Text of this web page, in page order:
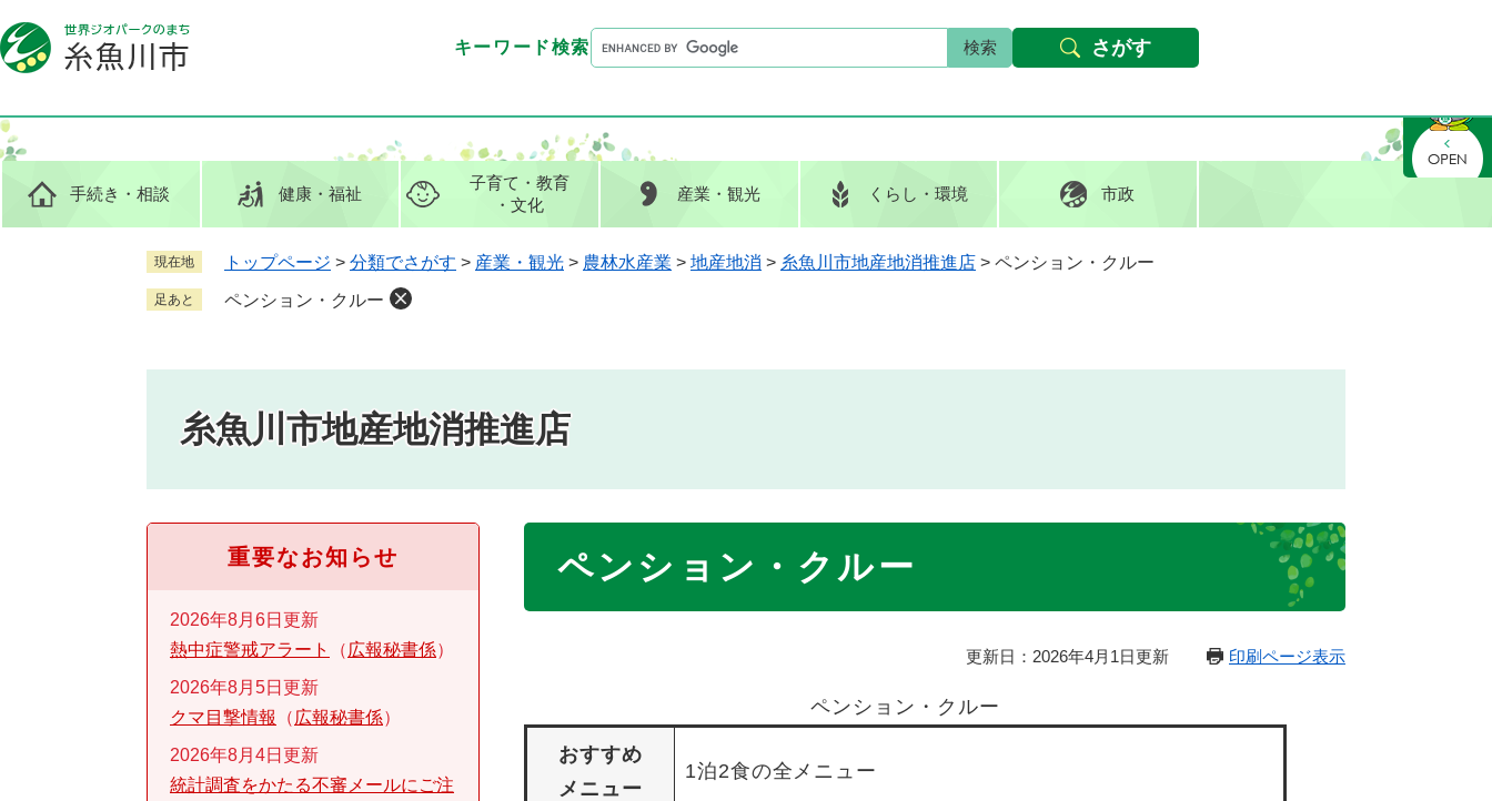
ー
ジ
先
頭
。
ニ
ュ
を
飛
て
本文へ Foreign languages
キーワード検索G
o
e
カ
ス
手続き ・相談 健康・福祉
子育て ・教育
・文化
産業 ・観光 くらし ・環境 市政
キーワード検索
G
o
g
l
ス
タ
さがす
現在地 トップページ > 分類でさがす > 産業・観光 > 農林水産業 > 地産地消 > 糸魚川市地産地消推進店 > ペンション・クルー
足あと ペンション・クルー
糸魚川市地産地消推進店
ペンション・クルー
更新日：2026年4月1日更新 印刷ページ表示
ペンション・クルー
おすすめ
メニュー
1泊2食の全メニュー
重要なお知らせ
2026年8月6日更新
熱中症警戒アラート
広報秘書係
2026年8月5日更新
クマ目撃情報
広報秘書係
2026年8月4日更新
統計調査をかたる不審メールにご注